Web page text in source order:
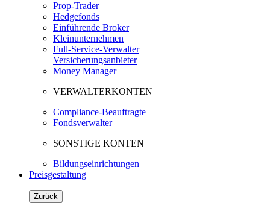
Prop-Trader
Hedgefonds
Einführende Broker
Kleinunternehmen
Full-Service-Verwalter
Versicherungsanbieter
Money Manager
VERWALTERKONTEN
Compliance-Beauftragte
Fondsverwalter
SONSTIGE KONTEN
Bildungseinrichtungen
Preisgestaltung
Zurück